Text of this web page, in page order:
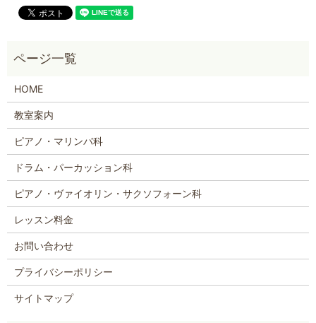
HOME
教室案内
ピアノ・マリンバ科
ドラム・パーカッション科
ピアノ・ヴァイオリン・サクソフォーン科
レッスン料金
お問い合わせ
プライバシーポリシー
サイトマップ